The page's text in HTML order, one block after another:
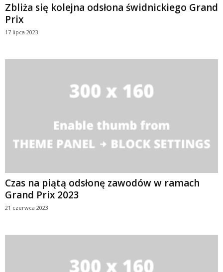
Zbliża się kolejna odsłona świdnickiego Grand
Prix
17 lipca 2023
Czas na piątą odsłonę zawodów w ramach
Grand Prix 2023
21 czerwca 2023